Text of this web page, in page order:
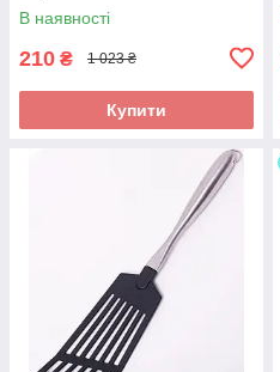
В наявності
210 ₴ 1 023 ₴
Купити